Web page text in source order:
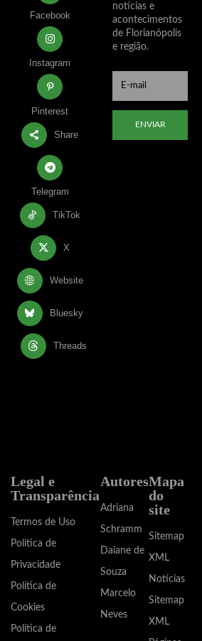
Facebook
Instagram
Pinterest
Share
Telegram
TikTok
X
Website
Bluesky
Threads
notícias e
acontecimentos
de Florianópolis
e região.
ENVIAR
Legal e
Transparência
Termos de Uso
Política de
Privacidade
Política de
Cookies
Política de
Autores
Adriana
Schramm
Daiane de
Souza
Marcelo
Neves
Mapa
do
site
Sitemap
XML
Notícias
Sitemap
XML